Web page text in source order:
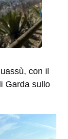
con il
Garda sullo